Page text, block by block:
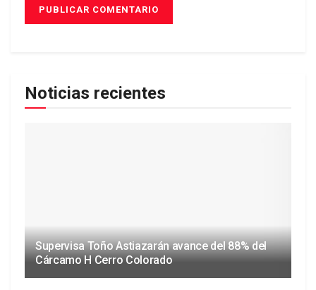
Noticias recientes
Supervisa Toño Astiazarán avance del 88% del
Cárcamo H Cerro Colorado